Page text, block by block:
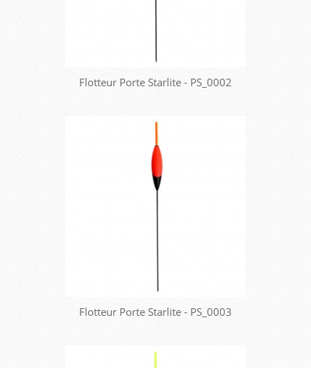
Flotteur Porte Starlite - PS_0002
Flotteur Porte Starlite - PS_0003